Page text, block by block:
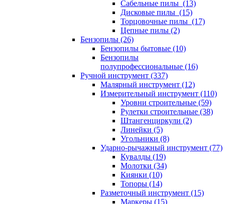
Сабельные пилы (13)
Дисковые пилы (15)
Торцовочные пилы (17)
Цепные пилы (2)
Бензопилы (26)
Бензопилы бытовые (10)
Бензопилы
полупрофессиональные (16)
Ручной инструмент (337)
Малярный инструмент (12)
Измерительный инструмент (110)
Уровни строительные (59)
Рулетки строительные (38)
Штангенциркули (2)
Линейки (5)
Угольники (8)
Ударно-рычажный инструмент (77)
Кувалды (19)
Молотки (34)
Киянки (10)
Топоры (14)
Разметочный инструмент (15)
Маркеры (15)